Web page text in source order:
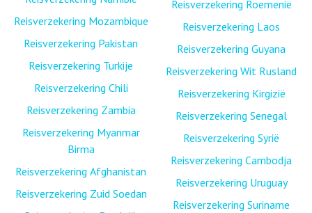
Reisverzekering Mozambique
Reisverzekering Pakistan
Reisverzekering Turkije
Reisverzekering Chili
Reisverzekering Zambia
Reisverzekering Myanmar
Birma
Reisverzekering Afghanistan
Reisverzekering Zuid Soedan
Reisverzekering Roemenië
Reisverzekering Laos
Reisverzekering Guyana
Reisverzekering Wit Rusland
Reisverzekering Kirgizië
Reisverzekering Senegal
Reisverzekering Syrië
Reisverzekering Cambodja
Reisverzekering Uruguay
Reisverzekering Suriname